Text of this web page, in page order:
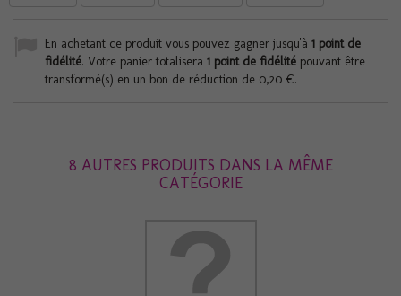
En achetant ce produit vous pouvez gagner jusqu'à 1 point de
fidélité. Votre panier totalisera 1 point de fidélité pouvant être
transformé(s) en un bon de réduction de 0,20 €.
8 AUTRES PRODUITS DANS LA MÊME
CATÉGORIE